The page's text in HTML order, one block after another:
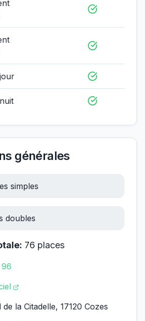
générales
simples
doubles
76 places
la Citadelle, 17120 Cozes